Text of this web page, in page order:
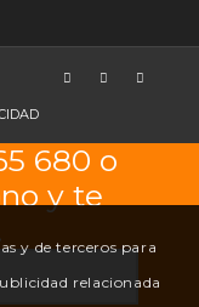
y de terceros para
relacionada
680 o
y te